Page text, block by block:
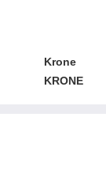
Krone
KRONE